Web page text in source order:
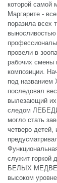
которой самой
Маргарите -
поразила всех
провели в
рабочих смены
композиции.
под
последовал
вылезающий
следом
могло стать
четверо детей,
служит горкой
БЕЛЫХ
высоком